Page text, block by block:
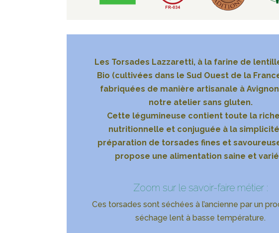
Les Torsades Lazzaretti, à la farine de
Bio (cultivées dans le Sud Ouest de la
fabriquées de manière artisanale à
notre atelier sans gluten.
Cette légumineuse contient toute la
nutritionnelle et conjuguée à la
préparation de torsades fines et
propose une alimentation saine et
Zoom sur le savoir-faire métier :
Ces torsades sont séchées à l’ancienne par un
séchage lent à basse température.